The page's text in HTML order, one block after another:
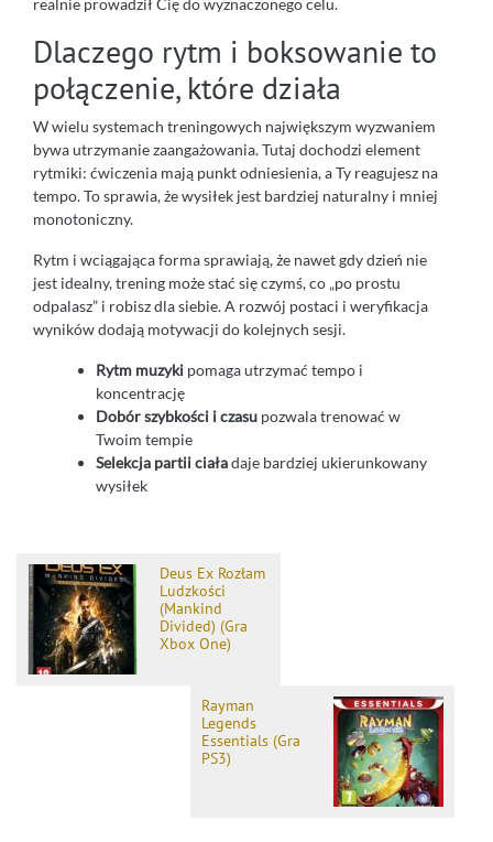
Dlaczego rytm i boksowanie to
połączenie, które działa
W wielu systemach treningowych największym wyzwaniem
bywa utrzymanie zaangażowania. Tutaj dochodzi element
rytmiki: ćwiczenia mają punkt odniesienia, a Ty reagujesz na
tempo. To sprawia, że wysiłek jest bardziej naturalny i mniej
monotoniczny.
Rytm i wciągająca forma sprawiają, że nawet gdy dzień nie
jest idealny, trening może stać się czymś, co „po prostu
odpalasz” i robisz dla siebie. A rozwój postaci i weryfikacja
wyników dodają motywacji do kolejnych sesji.
Rytm muzyki pomaga utrzymać tempo i
koncentrację
Dobór szybkości i czasu pozwala trenować w
Twoim tempie
Selekcja partii ciaładaje bardziej ukierunkowany
wysiłek
Deus Ex Rozłam
Ludzkości
(Mankind
Divided) (Gra
Xbox One)
Rayman
Legends
Essentials (Gra
PS3)